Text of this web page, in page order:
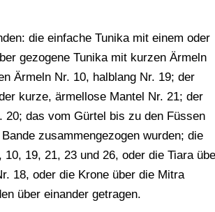
die einfache Tunika mit einem oder
gezogene Tunika mit kurzen Ärmeln
Ärmeln Nr. 10, halblang Nr. 19; der
kurze, ärmellose Mantel Nr. 21; der
20; das vom Gürtel bis zu den Füssen
zusammengezogen wurden; die
19, 21, 23 und 26, oder die Tiara
18, oder die Krone über die Mitra
über einander getragen.